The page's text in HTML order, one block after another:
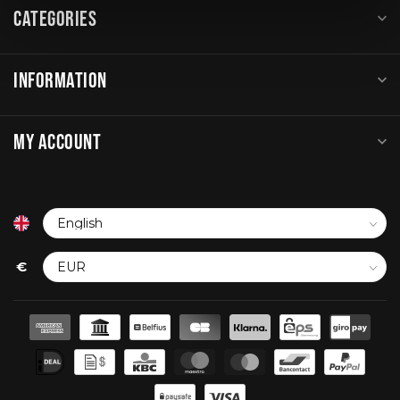
CATEGORIES
INFORMATION
MY ACCOUNT
€